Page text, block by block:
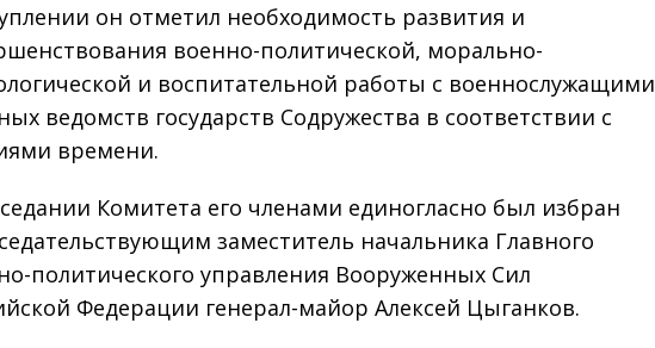
он отметил необходимость развития и
военно-политической, морально-
и воспитательной работы с военнослужащими
ведомств государств Содружества в соответствии с
времени.
Комитета его членами единогласно был избран
заместитель начальника Главного
политического управления Вооруженных Сил
Федерации генерал-майор Алексей Цыганков.